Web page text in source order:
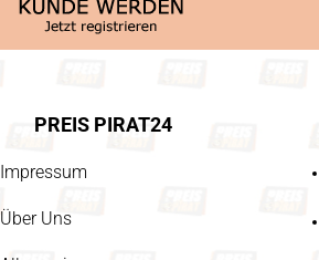
PREIS PIRAT24
Impressum
Über Uns